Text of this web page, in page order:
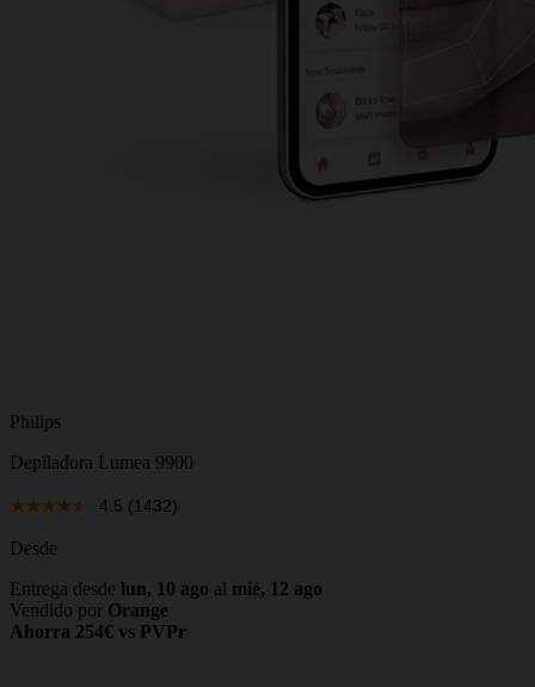
Philips
Depiladora Lumea 9900
4.5 (1432)
Desde
Entrega desde lun, 10 ago al mié, 12 ago
Vendido por Orange
Ahorra 254€ vs PVPr